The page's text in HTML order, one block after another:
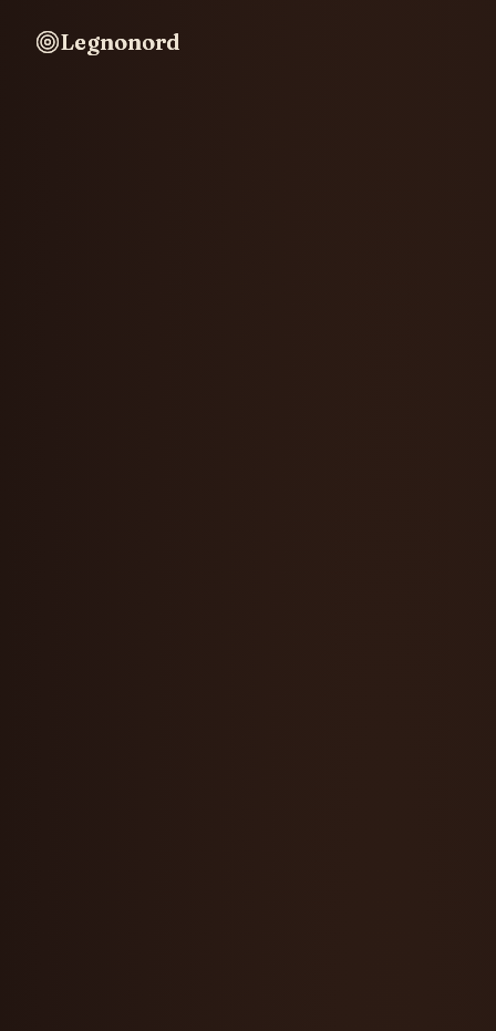
Legnonord
Legnonord